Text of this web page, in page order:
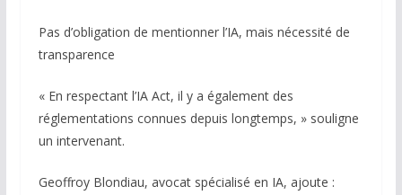
Pas d’obligation de mentionner l’IA, mais nécessité de
transparence
« En respectant l’IA Act, il y a également des
réglementations connues depuis longtemps, » souligne
un intervenant.
Geoffroy Blondiau, avocat spécialisé en IA, ajoute :